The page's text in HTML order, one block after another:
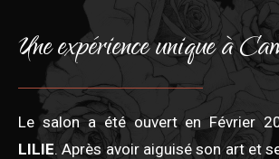
Une expérience unique à
Le salon a été ouvert en Février
LILIE. Après avoir aiguisé son art et